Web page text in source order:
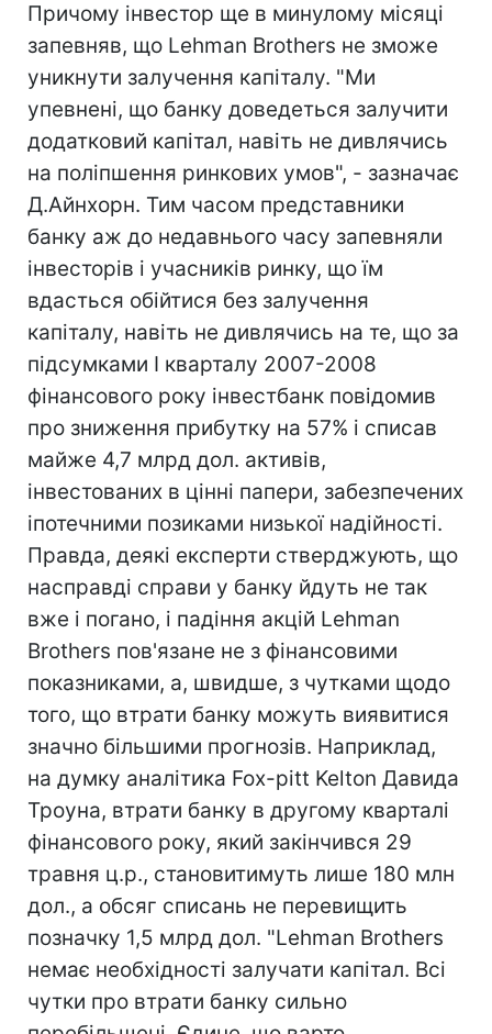
Причому інвестор ще в минулому місяці
запевняв, що Lehman Brothers не зможе
уникнути залучення капіталу. "Ми
упевнені, що банку доведеться залучити
додатковий капітал, навіть не дивлячись
на поліпшення ринкових умов", - зазначає
Д.Айнхорн. Тим часом представники
банку аж до недавнього часу запевняли
інвесторів і учасників ринку, що їм
вдасться обійтися без залучення
капіталу, навіть не дивлячись на те, що за
підсумками I кварталу 2007-2008
фінансового року інвестбанк повідомив
про зниження прибутку на 57% і списав
майже 4,7 млрд дол. активів,
інвестованих в цінні папери, забезпечених
іпотечними позиками низької надійності.
Правда, деякі експерти стверджують, що
насправді справи у банку йдуть не так
вже і погано, і падіння акцій Lehman
Brothers пов'язане не з фінансовими
показниками, а, швидше, з чутками щодо
того, що втрати банку можуть виявитися
значно більшими прогнозів. Наприклад,
на думку аналітика Fox-pitt Kelton Давида
Троуна, втрати банку в другому кварталі
фінансового року, який закінчився 29
травня ц.р., становитимуть лише 180 млн
дол., а обсяг списань не перевищить
позначку 1,5 млрд дол. "Lehman Brothers
немає необхідності залучати капітал. Всі
чутки про втрати банку сильно